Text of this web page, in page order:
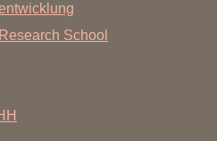
School